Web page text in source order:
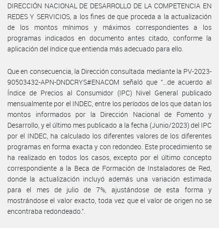
DIRECCIÓN NACIONAL DE DESARROLLO DE LA COMPETENCIA EN
REDES Y SERVICIOS, a los fines de que proceda a la actualización
de los montos mínimos y máximos correspondientes a los
programas indicados en documento antes citado, conforme la
aplicación del índice que entienda más adecuado para ello.
Que en consecuencia, la Dirección consultada mediante la PV-2023-
90503432-APN-DNDCRYS#ENACOM señaló que “…de acuerdo al
Índice de Precios al Consumidor (IPC) Nivel General publicado
mensualmente por el INDEC, entre los períodos de los que datan los
montos informados por la Dirección Nacional de Fomento y
Desarrollo, y el último mes publicado a la fecha (Junio/2023) del IPC
por el INDEC, ha calculado los diferentes valores de los diferentes
programas en forma exacta y con redondeo. Este procedimiento se
ha realizado en todos los casos, excepto por el último concepto
correspondiente a la Beca de Formación de Instaladores de Red,
donde la actualización incluyó además una variación estimada
para el mes de julio de 7%, ajustándose de esta forma y
mostrándose el valor exacto, toda vez que el valor de origen no se
encontraba redondeado.”.